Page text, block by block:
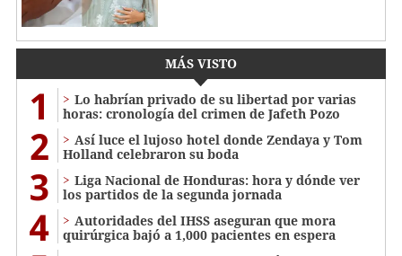
MÁS VISTO
1
Lo habrían privado de su libertad por varias
horas: cronología del crimen de Jafeth Pozo
2
Así luce el lujoso hotel donde Zendaya y Tom
Holland celebraron su boda
3
Liga Nacional de Honduras: hora y dónde ver
los partidos de la segunda jornada
4
Autoridades del IHSS aseguran que mora
quirúrgica bajó a 1,000 pacientes en espera